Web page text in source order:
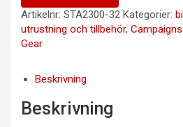
Artikelnr: STA2300-32 Kategorier:
utrustning och tillbehör, Campaigns
Gear
Beskrivning
Beskrivning